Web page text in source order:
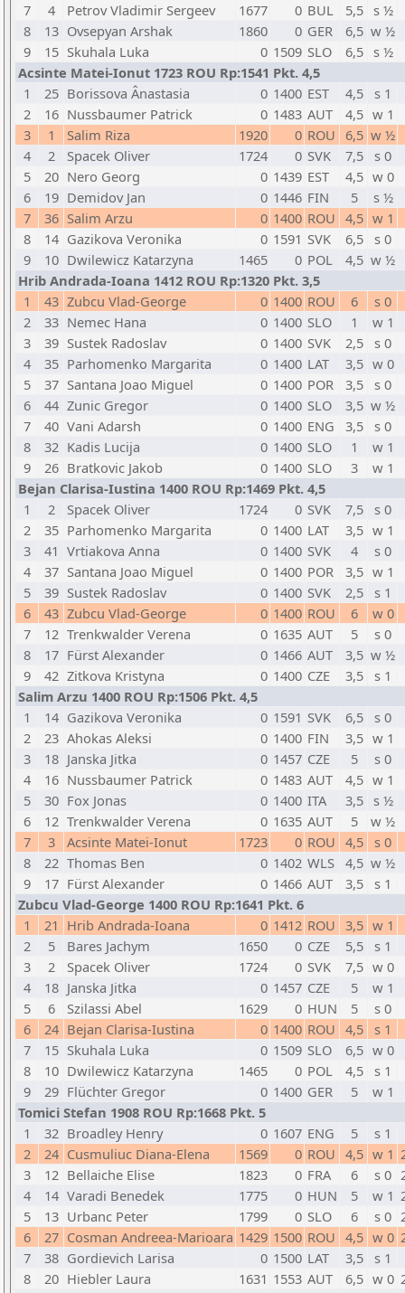
7 4 Petrov Vladimir Sergeev 1677 0 BUL 5,5 s ½
8
13 Ovsepyan Arshak 1860 0 GER 6,5 w ½
9
15 Skuhala Luka 0 1509 SLO 6,5 s ½
Acsinte Matei-Ionut 1723 ROU Rp:1541 Pkt. 4,5
1
25 Borissova Ânastasia 0 1400 EST 4,5
s 1
2
16 Nussbaumer Patrick 0 1483 AUT 4,5 w 1
3
1 Salim Riza 1920 0 ROU 6,5 w ½
4
2 Spacek Oliver 1724 0 SVK 7,5
s 0
5
20 Nero Georg 0 1439 EST 4,5 w 0
6
19 Demidov Jan 0 1446 FIN 5
s ½
7
36 Salim Arzu 0 1400 ROU 4,5 w 1
8
14 Gazikova Veronika 0 1591 SVK 6,5
s 0
9
10 Dwilewicz Katarzyna 1465 0 POL 4,5 w ½
Hrib Andrada-Ioana 1412 ROU Rp:1320 Pkt. 3,5
1
43 Zubcu Vlad-George 0 1400 ROU 6
s 0
2
33 Nemec Hana 0 1400 SLO 1
w 1
3
39 Sustek Radoslav 0 1400 SVK 2,5
s 0
4
35 Parhomenko Margarita 0 1400 LAT 3,5 w 0
5
37 Santana Joao Miguel 0 1400 POR 3,5
s 0
6
44 Zunic Gregor 0 1400 SLO 3,5 w ½
7
40 Vani Adarsh 0 1400 ENG 3,5
s 0
8
32 Kadis Lucija 0 1400 SLO 1
w 1
9
26 Bratkovic Jakob 0 1400 SLO 3
w 1
Bejan Clarisa-Iustina 1400 ROU Rp:1469 Pkt. 4,5
1
2 Spacek Oliver 1724 0 SVK 7,5
s 0
2
35 Parhomenko Margarita 0 1400 LAT 3,5 w 1
3
41 Vrtiakova Anna 0 1400 SVK 4
s 0
4
37 Santana Joao Miguel 0 1400 POR 3,5 w 1
5
39 Sustek Radoslav 0 1400 SVK 2,5
s 1
6
43 Zubcu Vlad-George 0 1400 ROU 6
w 0
7
12 Trenkwalder Verena 0 1635 AUT 5
s 0
8
17 Fürst Alexander 0 1466 AUT 3,5 w ½
9
42 Zitkova Kristyna 0 1400 CZE 3,5
s 1
Salim Arzu 1400 ROU Rp:1506 Pkt. 4,5
1
14 Gazikova Veronika 0 1591 SVK 6,5
s 0
2
23 Ahokas Aleksi 0 1400 FIN 3,5 w 1
3
18 Janska Jitka 0 1457 CZE 5
s 0
4
16 Nussbaumer Patrick 0 1483 AUT 4,5 w 1
5
30 Fox Jonas 0 1400 ITA 3,5
s ½
6
12 Trenkwalder Verena 0 1635 AUT 5
w ½
7
3 Acsinte Matei-Ionut 1723 0 ROU 4,5
s 0
8
22 Thomas Ben 0 1402 WLS 4,5 w ½
9
17 Fürst Alexander 0 1466 AUT 3,5
s 1
Zubcu Vlad-George 1400 ROU Rp:1641 Pkt. 6
1
21 Hrib Andrada-Ioana 0 1412 ROU 3,5 w 1
2
5 Bares Jachym 1650 0 CZE 5,5
s 1
3
2 Spacek Oliver 1724 0 SVK 7,5 w 0
4
18 Janska Jitka 0 1457 CZE 5
w 1
5
6 Szilassi Abel 1629 0 HUN 5
s 0
6
24 Bejan Clarisa-Iustina 0 1400 ROU 4,5
s 1
7
15 Skuhala Luka 0 1509 SLO 6,5 w 0
8
10 Dwilewicz Katarzyna 1465 0 POL 4,5
s 1
9
29 Flüchter Gregor 0 1400 GER 5
w 1
Tomici Stefan 1908 ROU Rp:1668 Pkt. 5
1
32 Broadley Henry 0 1607 ENG 5
s 1
2
24 Cusmuliuc Diana-Elena 1569 0 ROU 4,5 w 1
3
12 Bellaiche Elise 1823 0 FRA 6 s 0
4
14 Varadi Benedek 1775 0 HUN 5 w 1
5
13 Urbanc Peter 1799 0 SLO 6 s 0
6
27 Cosman Andreea-Marioara 1429 1500 ROU 4,5 w 0
7
38 Gordievich Larisa 0 1500 LAT 3,5
s 1
8
20 Hiebler Laura 1631 1553 AUT 6,5 w 0